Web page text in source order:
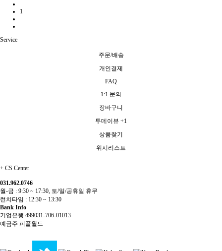
1
Service
주문/배송
개인결제
FAQ
1:1 문의
장바구니
투데이뷰 +1
상품찾기
위시리스트
+ CS Center
031.962.0746
월-금 : 9:30 ~ 17:30, 토/일/공휴일 휴무
런치타임 : 12:30 ~ 13:30
Bank Info
기업은행 499031-706-01013
예금주 피플월드